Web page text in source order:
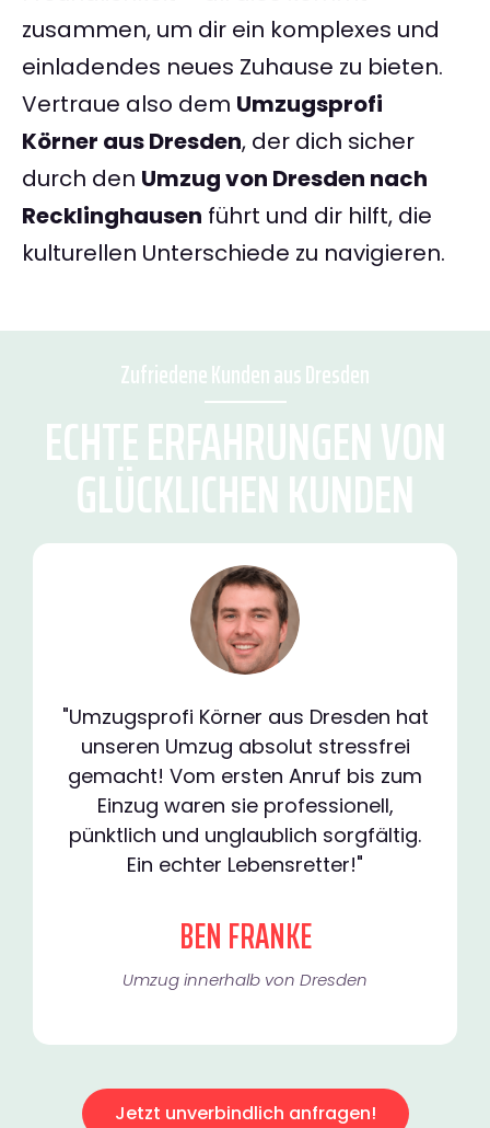
zusammen, um dir ein komplexes und
einladendes neues Zuhause zu bieten.
Vertraue also dem Umzugsprofi
Körner aus Dresden, der dich sicher
durch den Umzug von Dresden nach
Recklinghausen führt und dir hilft, die
kulturellen Unterschiede zu navigieren.
Zufriedene Kunden aus Dresden
ECHTE ERFAHRUNGEN VON
GLÜCKLICHEN KUNDEN
"Umzugsprofi Körner aus Dresden hat
unseren Umzug absolut stressfrei
gemacht! Vom ersten Anruf bis zum
Einzug waren sie professionell,
pünktlich und unglaublich sorgfältig.
Ein echter Lebensretter!"
BEN FRANKE
Umzug innerhalb von Dresden​
Jetzt unverbindlich anfragen!